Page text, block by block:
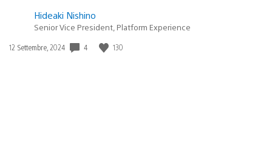
Hideaki Nishino
Senior Vice President, Platform Experience
Data
12 Settembre, 2024 4 130